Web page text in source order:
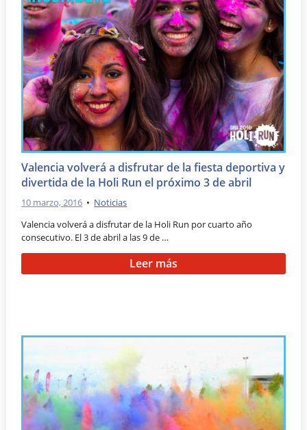
Valencia volverá a disfrutar de la fiesta deportiva y
divertida de la Holi Run el próximo 3 de abril
10 marzo, 2016 • Noticias
Valencia volverá a disfrutar de la Holi Run por cuarto año
consecutivo. El 3 de abril a las 9 de …
Leer más